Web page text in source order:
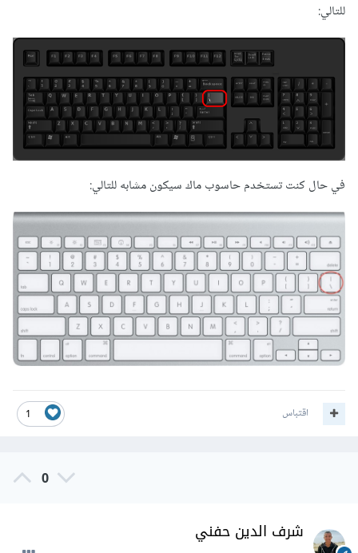
للتالي:
في حال كنت تستخدم حاسوب ماك سيكون مشابه للتالي:
1 اقتباس
0
شرف الدين حفني